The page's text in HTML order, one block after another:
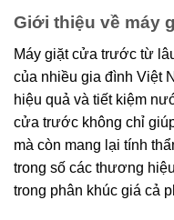
Giới thiệu về máy
Máy giặt cửa trước từ
của nhiều gia đình Việt
hiệu quả và tiết kiệm
cửa trước không chỉ
mà còn mang lại tính
trong số các thương
trong phân khúc giá cả